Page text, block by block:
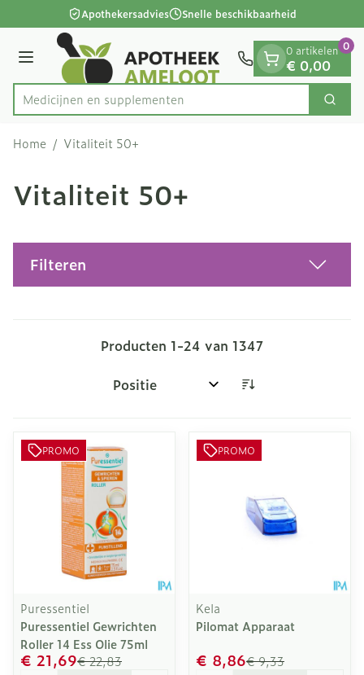
Ga naar de inhoudApothekersadvies Snelle beschikbaarheid
Menu
Product, merk, categorie...
Medicij Zoek
0 artikelen
€ 0,00
0
Home / Vitaliteit 50+
Vitaliteit 50+
Filteren
Producten 1-24 van 1347
Sorteer op:
PROMO
Puressentiel
Puressentiel Gewrichten
Roller 14 Ess Olie 75ml
€ 22,83
€ 21,69
PROMO
Kela
Pilomat Apparaat
€ 9,33
€ 8,86